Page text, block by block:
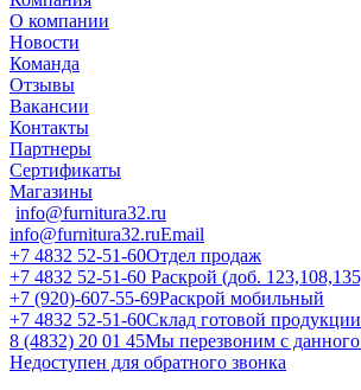
О компании
Новости
Команда
Отзывы
Вакансии
Контакты
Партнеры
Сертификаты
Магазины
info@furnitura32.ru
info@furnitura32.ruEmail
+7 4832 52-51-60Отдел продаж
+7 4832 52-51-60 Раскрой (доб.
+7 (920)-607-55-69Раскрой мобильный
+7 4832 52-51-60Склад готовой
8 (4832) 20 01 45Мы перезвоним с
Недоступен для обратного звонка